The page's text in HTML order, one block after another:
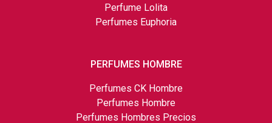
Perfume Lolita
Perfumes Euphoria
PERFUMES HOMBRE
Perfumes CK Hombre
Perfumes Hombre
Perfumes Hombres Precios